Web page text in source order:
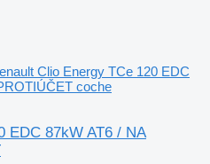
Clio Energy TCe 120 EDC
coche
EDC 87kW AT6 / NA